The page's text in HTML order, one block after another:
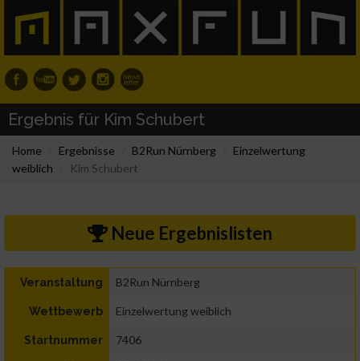
Ergebnis für Kim Schubert
Home Ergebnisse B2Run Nürnberg
Einzelwertung
weiblich
Kim Schubert
Neue Ergebnislisten
Veranstaltung B2Run Nürnberg
Wettbewerb Einzelwertung weiblich
Startnummer 7406